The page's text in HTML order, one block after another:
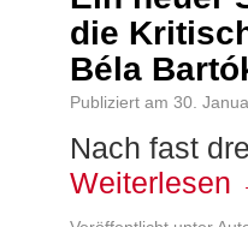
die
Béla
Publiziert am 30.
Nach fast
Weiterlesen